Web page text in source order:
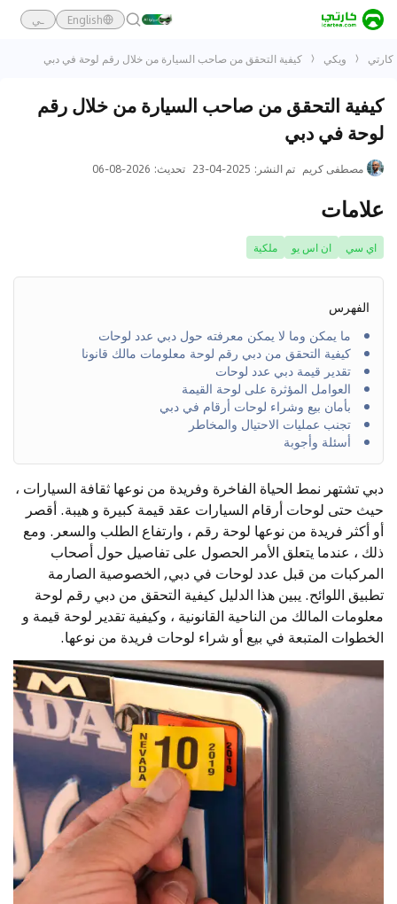
English ـي
كارتي ويكي كيفية التحقق من صاحب السيارة من خلال رقم لوحة في دبي
كيفية التحقق من صاحب السيارة من خلال رقم
لوحة في دبي
مصطفى كريم تم النشر :
2025-04-23 تحديث:
2026-08-06
علامات
اي سي ان اس يو ملكية
الفهرس
ما يمكن وما لا يمكن معرفته حول دبي عدد لوحات
كيفية التحقق من دبي رقم لوحة معلومات مالك قانونا
تقدير قيمة دبي عدد لوحات
العوامل المؤثرة على لوحة القيمة
بأمان بيع وشراء لوحات أرقام في دبي
تجنب عمليات الاحتيال والمخاطر
أسئلة وأجوبة
دبي تشتهر نمط الحياة الفاخرة وفريدة من نوعها ثقافة السيارات ،
حيث حتى لوحات أرقام السيارات عقد قيمة كبيرة و هيبة. أقصر
أو أكثر فريدة من نوعها لوحة رقم ، وارتفاع الطلب والسعر. ومع
ذلك ، عندما يتعلق الأمر الحصول على تفاصيل حول أصحاب
المركبات من قبل عدد لوحات في دبي, الخصوصية الصارمة
تطبيق اللوائح. يبين هذا الدليل كيفية التحقق من دبي رقم لوحة
معلومات المالك من الناحية القانونية ، وكيفية تقدير لوحة قيمة و
الخطوات المتبعة في بيع أو شراء لوحات فريدة من نوعها.